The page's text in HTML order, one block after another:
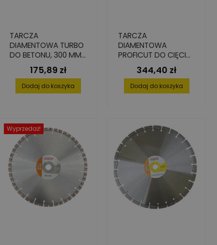
TARCZA
DIAMENTOWA TURBO
DO BETONU, 300 MM
X 25.4 MM
Cena
175,89 zł
Dodaj do koszyka
TARCZA
DIAMENTOWA
PROFICUT DO CIĘCIA
BETONU, 350 X 25,4 X
15 MMCena
344,40 zł
Dodaj do koszyka
Wyprzedaż!